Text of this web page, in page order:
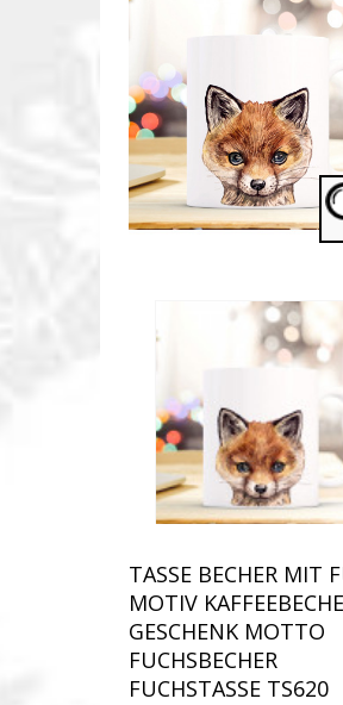
TASSE BECHER MIT
MOTIV
GESCHENK MOTTO
FUCHSBECHER
FUCHSTASSE TS620